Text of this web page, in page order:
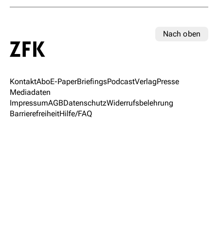
Nach oben
KontaktAboE-PaperBriefingsPodcastVerlagPresse
Mediadaten
ImpressumAGBDatenschutzWiderrufsbelehrung
BarrierefreiheitHilfe/FAQ